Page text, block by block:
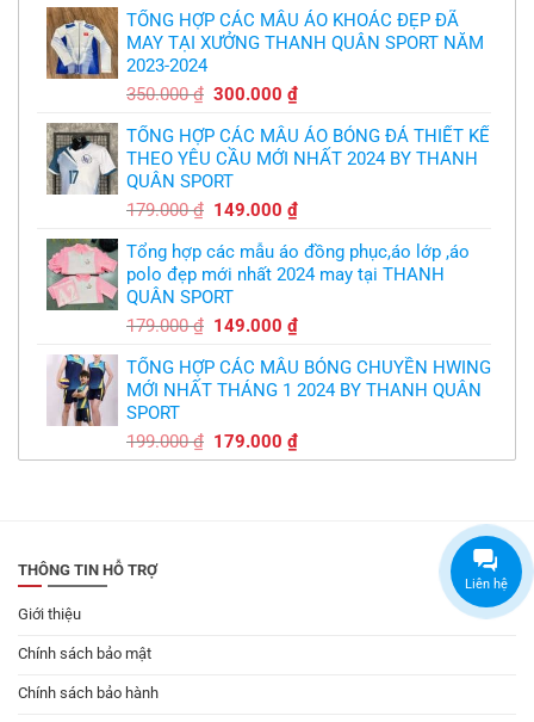
bầy
quỷ
nhỏ
free
là:
350.000 ₫.
tại
là:
TỔNG HỢP CÁC MẪU ÁO KHOÁC ĐẸP ĐÃ
MAY TẠI XƯỞNG THANH QUÂN SPORT NĂM
2023-2024
350.000₫ Giá
là:
350.000 ₫.
300.000₫Giá
tại
là:
TỔNG HỢP CÁC MẪU ÁO BÓNG ĐÁ THIẾT KẾ
THEO YÊU CẦU MỚI NHẤT 2024 BY THANH
QUÂN SPORT
179.000₫ Giá
là:
179.000 ₫.
149.000₫Giá
tại
là:
Tổng hợp các mẫu áo đồng phục,áo lớp ,áo
polo đẹp mới nhất 2024 may tại THANH
QUÂN SPORT
179.000₫ Giá
là:
179.000 ₫.
149.000₫Giá
tại
là:
TỔNG HỢP CÁC MẪU BÓNG CHUYỀN HWING
MỚI NHẤT THÁNG 1 2024 BY THANH QUÂN
SPORT
199.000₫ Giá
gốc
179.000₫Giá
hiện
THÔNG TIN HỖ TRỢ
Giới thiệu
Chính sách bảo mật
Chính sách bảo hành
Liên hệ